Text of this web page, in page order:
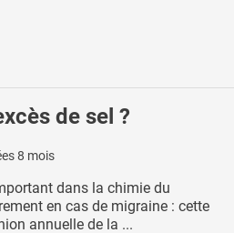
de sel ?
8 mois
dans la chimie du
en cas de migraine : cette
annuelle de la ...